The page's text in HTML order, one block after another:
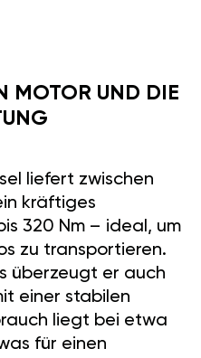
MOTOR UND DIE
liefert zwischen
kräftiges
320 Nm – ideal, um
zu transportieren.
überzeugt er auch
einer stabilen
liegt bei etwa
für einen